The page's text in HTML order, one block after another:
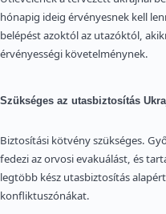
hónapig ideig érvényesnek kell
belépést azoktól az utazóktól,
érvényességi követelménynek.
Szükséges az utasbiztosítás
Biztosítási kötvény szükséges.
fedezi az orvosi evakuálást, és
legtöbb kész utasbiztosítás
konfliktuszónákat.